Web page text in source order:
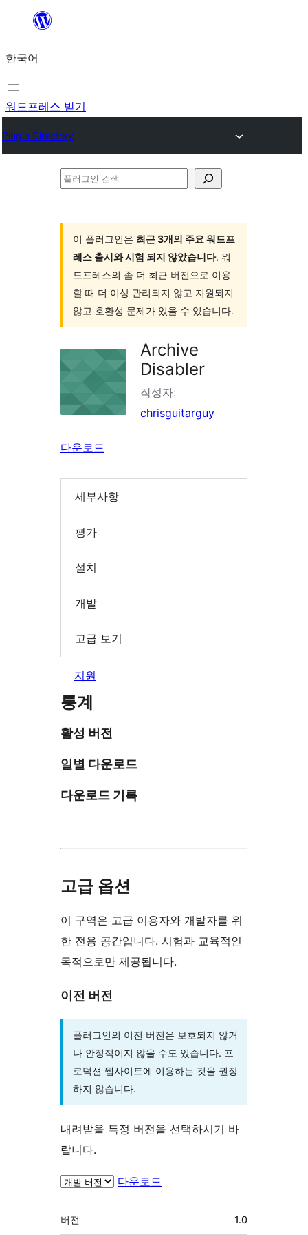
츠
로
바
가
한국어
워드프레스 받기
Plugin Directory
플
이 플러그인은 최근 3개의 주요 워드프
레스 출시와 시험 되지 않았습니다. 워
드프레스의 좀 더 최근 버전으로 이용
할 때 더 이상 관리되지 않고 지원되지
않고 호환성 문제가 있을 수 있습니다.
Archive
Disabler
작성자:
chrisguitarguy
다운로드
세부사항
평가
설치
개발
고급 보기
지원
통계
활성 버전
일별 다운로드
다운로드 기록
고급 옵션
이 구역은 고급 이용자와 개발자를 위
한 전용 공간입니다. 시험과 교육적인
목적으로만 제공됩니다.
이전 버전
플러그인의 이전 버전은 보호되지 않거
나 안정적이지 않을 수도 있습니다. 프
로덕션 웹사이트에 이용하는 것을 권장
하지 않습니다.
내려받을 특정 버전을 선택하시기 바
랍니다.
다운로드
기
버전 1.0